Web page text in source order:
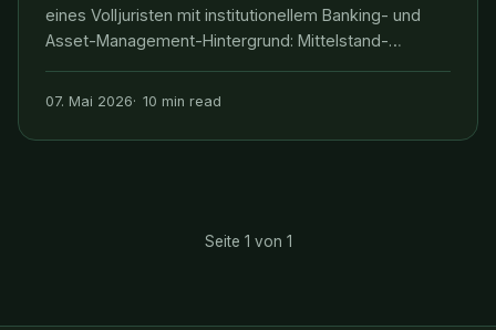
eines Volljuristen mit institutionellem Banking- und
Asset-Management-Hintergrund: Mittelstand-
Act 2024/2025, MAR-Inside
07. Mai 2026 10 min read
Seite 1 von 1